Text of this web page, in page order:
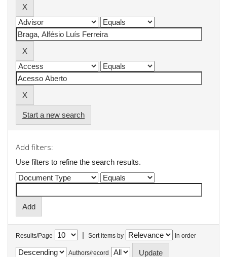
Start a new search
Add filters:
Use filters to refine the search results.
Results/Page | Sort items by In order
Authors/record